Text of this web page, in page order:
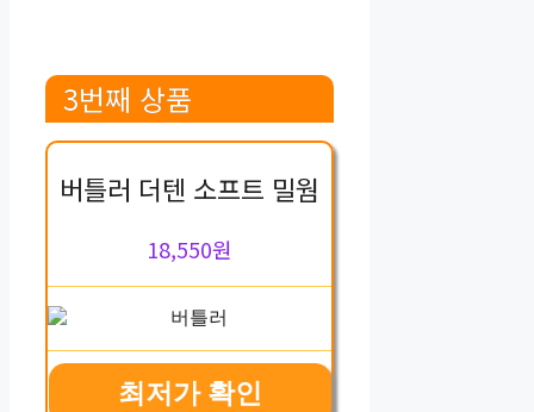
3번째 상품
버틀러 더텐 소프트 밀웜
18,550원
최저가 확인